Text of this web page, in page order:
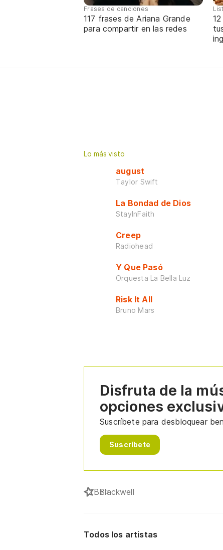
Frases de canciones
117 frases de Ariana Grande
para compartir en las redes
Lo más visto
august
Taylor Swift
La Bondad de Dios
StayInFaith
Creep
Radiohead
Y Que Pasó
Orquesta La Bella Luz
Risk It All
Bruno Mars
Disfruta de la
opciones
Suscríbete para desbloquear
Suscríbete
BBlackwell
Todos los artistas